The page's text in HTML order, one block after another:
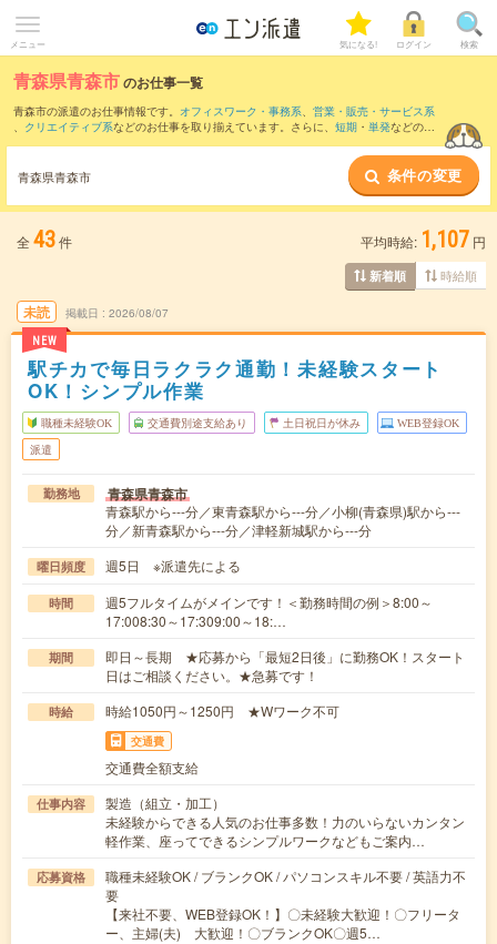
メニュー 気になる! ログイン 検索
青森県青森市のお仕事一覧
青森市の派遣のお仕事情報です。 オフィスワーク・事務系、 営業・販売・サービス系
、 クリエイティブ系などのお仕事を取り揃えています。さらに、 短期 ・ 単発などの期
青森県青森市 条件の変更
全 43件 平均時給: 1,107 円
新着順 時給順
未読
NEW
掲載日 2026/08/07
駅チカで毎日ラクラク通勤！未経験スタート
OK！シンプル作業
職種未経験OK 交通費別途支給あり 土日祝日が休み WEB登録OK
派遣
勤務地 青森県青森市
青森駅から---分／東青森駅から---分／小柳(青森県)駅から---
分／新青森駅から---分／津軽新城駅から---分
曜日頻度 週5日 ※派遣先による
時間
週5フルタイムがメインです！＜勤務時間の例＞8:00～
17:008:30～17:309:00～18:…
期間
即日～長期 ★応募から「最短2日後」に勤務OK！スタート
日はご相談ください。★急募です！
時給 時給1050円～1250円 ★Wワーク不可
交通費
交通費全額支給
仕事内容
製造（組立・加工）
未経験からできる人気のお仕事多数！力のいらないカンタン
軽作業、座ってできるシンプルワークなどもご案内…
応募資格
職種未経験OK / ブランクOK / パソコンスキル不要 / 英語力不
要
【来社不要、WEB登録OK！】〇未経験大歓迎！〇フリータ
ー、主婦(夫) 大歓迎！〇ブランクOK〇週5…